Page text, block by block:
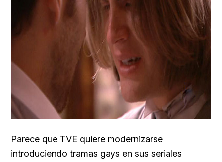
Parece que TVE quiere modernizarse
introduciendo tramas gays en sus seriales